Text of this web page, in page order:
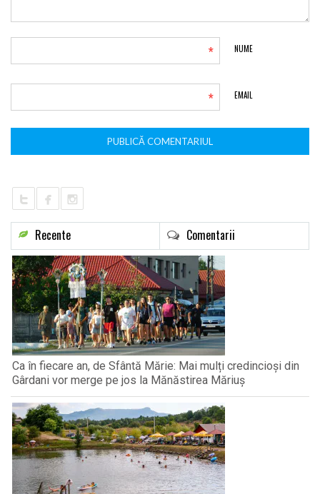
NUME
*
EMAIL
*
Recente Comentarii
Ca în fiecare an, de Sfântă Mărie: Mai mulți credincioși din
Gârdani vor merge pe jos la Mănăstirea Măriuș